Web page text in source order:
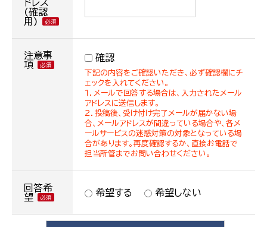
ドレス
(確認
用)
注意事
項
確認
下記の内容をご確認いただき、必ず確認欄にチ
ェックを入れてください。
１．メールで回答する場合は、入力されたメール
アドレスに送信します。
２．投稿後、受け付け完了メールが届かない場
合、メールアドレスが間違っている場合や、各メ
ールサービスの迷惑対策の対象となっている場
合があります。再度確認するか、直接お電話で
担当所管までお問い合わせください。
回答希
望
希望する 希望しない